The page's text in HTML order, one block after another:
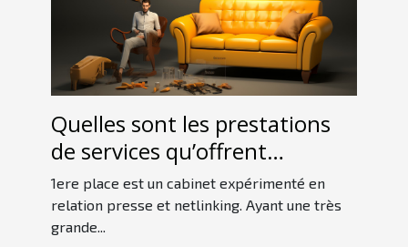
Quelles sont les prestations
de services qu’offrent
1erePlace ?
1ere place est un cabinet expérimenté en
relation presse et netlinking. Ayant une très
grande...